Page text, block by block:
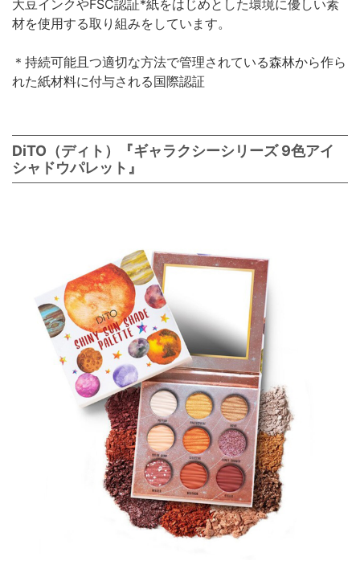
大豆インクやFSC認証*紙をはじめとした環境に優しい素
材を使用する取り組みをしています。
＊持続可能且つ適切な方法で管理されている森林から作ら
れた紙材料に付与される国際認証
DiTO（ディト）『ギャラクシーシリーズ 9色アイ
シャドウパレット』